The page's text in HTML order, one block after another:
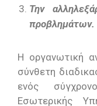
Την
προβλημάτων.
Η οργανωτική
σύνθετη
ενός
Εσωτερικής